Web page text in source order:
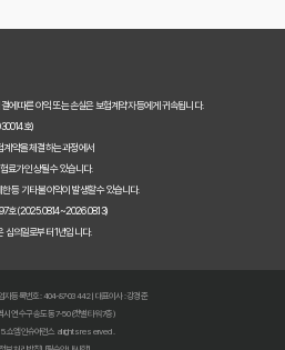
에 따른 이익 또는 손실은 보험계약자 등에게 귀속됩니다.
호)
약을 체결하는 과정에서
료가 인상될 수 있습니다.
등 기타 불이익이 발생할 수 있습니다.
호 (2025.08.14~2026.08.13)
심의일로부터 1년입니다.
자등록번호 : 404-87-03442 | 대표이사 : 강경준
시 연수구 송도동 7-50 (갯벌타워 7층)
쇼엠인슈어런스 all rights reserved.